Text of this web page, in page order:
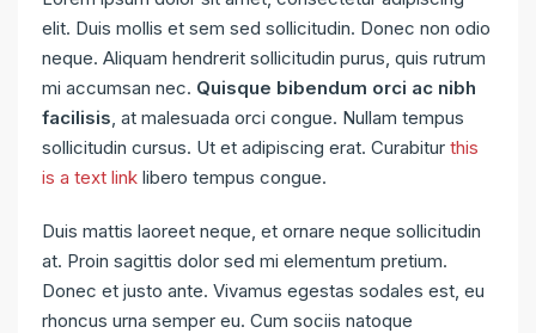
elit. Duis mollis et sem sed sollicitudin. Donec non odio
neque. Aliquam hendrerit sollicitudin purus, quis rutrum
mi accumsan nec. Quisque bibendum orci ac nibh
facilisis, at malesuada orci congue. Nullam tempus
sollicitudin cursus. Ut et adipiscing erat. Curabitur this
is a text link libero tempus congue.
Duis mattis laoreet neque, et ornare neque sollicitudin
at. Proin sagittis dolor sed mi elementum pretium.
Donec et justo ante. Vivamus egestas sodales est, eu
rhoncus urna semper eu. Cum sociis natoque